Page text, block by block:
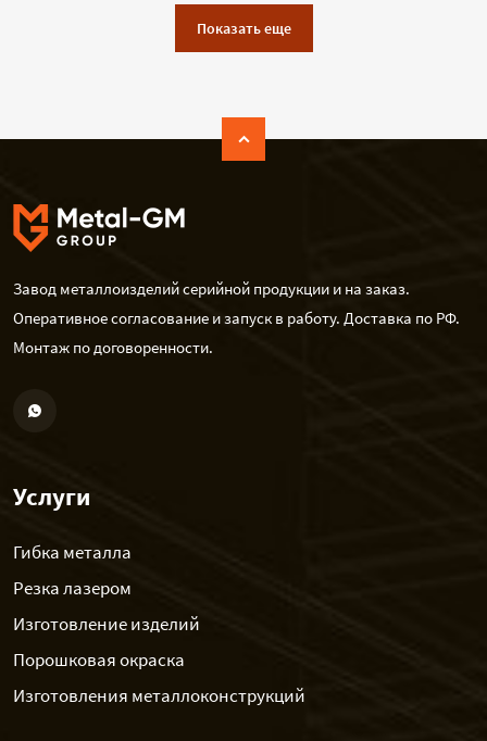
Показать еще
Завод металлоизделий серийной продукции и на заказ.
Оперативное согласование и запуск в работу. Доставка по РФ.
Монтаж по договоренности.
Услуги
Гибка металла
Резка лазером
Изготовление изделий
Порошковая окраска
Изготовления металлоконструкций